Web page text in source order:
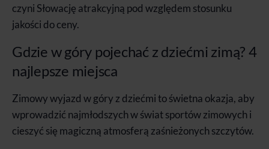
czyni Słowację atrakcyjną pod względem stosunku
jakości do ceny.
Gdzie w góry pojechać z dziećmi zimą? 4
najlepsze miejsca
Zimowy wyjazd w góry z dziećmi to świetna okazja, aby
wprowadzić najmłodszych w świat sportów zimowych i
cieszyć się magiczną atmosferą zaśnieżonych szczytów.